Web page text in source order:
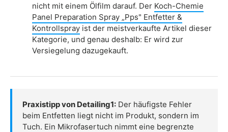
nicht mit einem Ölfilm darauf. Der Koch-Chemie
Panel Preparation Spray „Pps" Entfetter &
Kontrollsprayist der meistverkaufte Artikel dieser
Kategorie, und genau deshalb: Er wird zur
Versiegelung dazugekauft.
Praxistipp von Detailing1: Der häufigste Fehler
beim Entfetten liegt nicht im Produkt, sondern im
Tuch. Ein Mikrofasertuch nimmt eine begrenzte